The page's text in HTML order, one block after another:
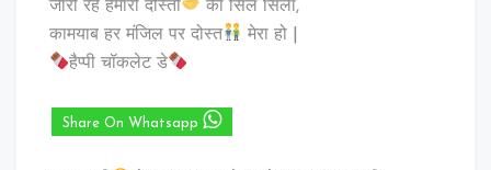
जारी रहें हमारी दोस्ती
का सिल सिला,
कामयाब हर मंजिल पर दोस्त
मेरा हो |
हैप्पी चॉकलेट डे
Share On Whatsapp